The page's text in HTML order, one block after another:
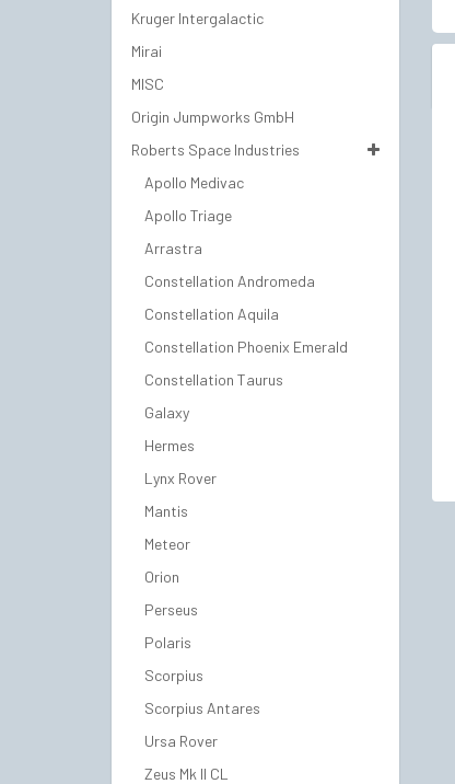
Kruger Intergalactic
Mirai
MISC
Origin Jumpworks GmbH
Roberts Space Industries
Apollo Medivac
Apollo Triage
Arrastra
Constellation Andromeda
Constellation Aquila
Constellation Phoenix Emerald
Constellation Taurus
Galaxy
Hermes
Lynx Rover
Mantis
Meteor
Orion
Perseus
Polaris
Scorpius
Scorpius Antares
Ursa Rover
Zeus Mk II CL